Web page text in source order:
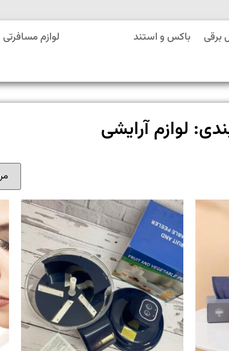
برقی باکس و استند لوازم مسافرتی
لوازم آرایشی